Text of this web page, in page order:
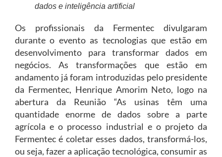
dados e inteligência artificial
Os profissionais da Fermentec divulgaram
durante o evento as tecnologias que estão em
desenvolvimento para transformar dados em
negócios. As transformações que estão em
andamento já foram introduzidas pelo presidente
da Fermentec, Henrique Amorim Neto, logo na
abertura da Reunião “As usinas têm uma
quantidade enorme de dados sobre a parte
agrícola e o processo industrial e o projeto da
Fermentec é coletar esses dados, transformá-los,
ou seja, fazer a aplicação tecnológica, consumir as